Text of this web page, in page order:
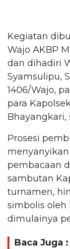
Kegiatan
Wajo AKBP
dan dihadiri
Syamsulipu,
1406/Wajo,
para
Bhayangkari,
Prosesi
pembacaan
sambutan
turnamen,
simbolis oleh
dimulainya
Baca Juga :